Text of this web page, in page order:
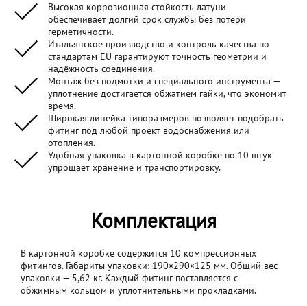
Высокая коррозионная стойкость латуни
обеспечивает долгий срок службы без потери
герметичности.
Итальянское производство и контроль качества по
стандартам EU гарантируют точность геометрии и
надёжность соединения.
Монтаж без подмотки и специального инструмента —
уплотнение достигается обжатием гайки, что экономит
время.
Широкая линейка типоразмеров позволяет подобрать
фитинг под любой проект водоснабжения или
отопления.
Удобная упаковка в картонной коробке по 10 штук
упрощает хранение и транспортировку.
Комплектация
В картонной коробке содержится 10 компрессионных
фитингов. Габариты упаковки: 190×290×125 мм. Общий вес
упаковки — 5,62 кг. Каждый фитинг поставляется с
обжимным кольцом и уплотнительными прокладками.